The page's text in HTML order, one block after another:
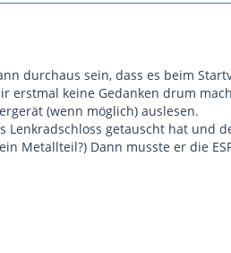
durchaus sein, dass es beim
erstmal keine Gedanken drum
(wenn möglich) auslesen.
Lenkradschloss getauscht hat
Metallteil?) Dann musste er die